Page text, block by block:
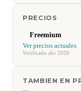
PRECIOS
Freemium
Ver precios actuales
Verificado abr 2026
TAMBIEN EN